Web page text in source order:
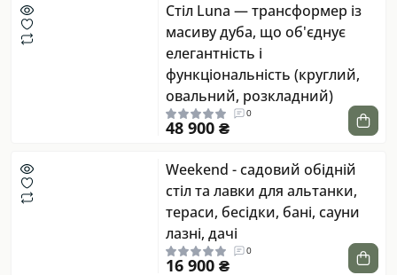
Стіл Luna — трансформер із
масиву дуба, що об'єднує
елегантність і
функціональність (круглий,
овальний, розкладний)
0
48 900 ₴
Weekend - cадовий обідній
стіл та лавки для альтанки,
тераси, бесідки, бані, сауни
лазні, дачі
0
16 900 ₴